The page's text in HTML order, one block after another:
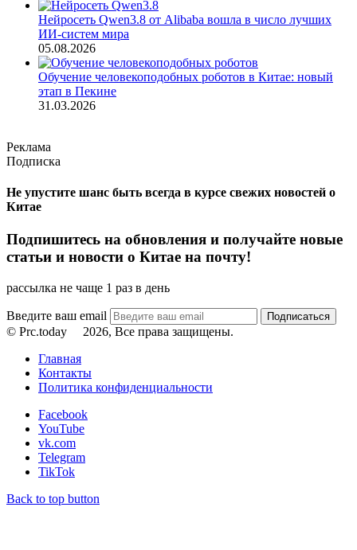
Нейросеть Qwen3.8 от Alibaba вошла в число лучших
ИИ-систем мира
05.08.2026
Обучение человекоподобных роботов в Китае: новый
этап в Пекине
31.03.2026
Реклама
Подписка
Не упустите шанс быть всегда в курсе свежих новостей о
Китае
Подпишитесь на обновления и получайте новые
статьи и новости о Китае на почту!
рассылка не чаще 1 раз в день
Введите ваш email
© Prc.today
2026, Все права защищены.
Главная
Контакты
Политика конфиденциальности
Facebook
YouTube
vk.com
Telegram
TikTok
Back to top button